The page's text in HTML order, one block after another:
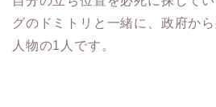
グのドミトリと一緒に、政府か
人物の1人です。